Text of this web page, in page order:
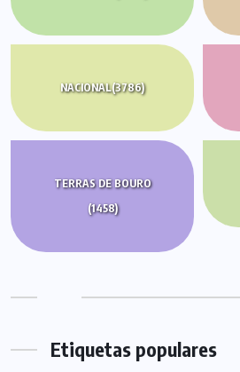
NACIONAL(3786)
TERRAS DE BOURO
(1458)
Etiquetas populares